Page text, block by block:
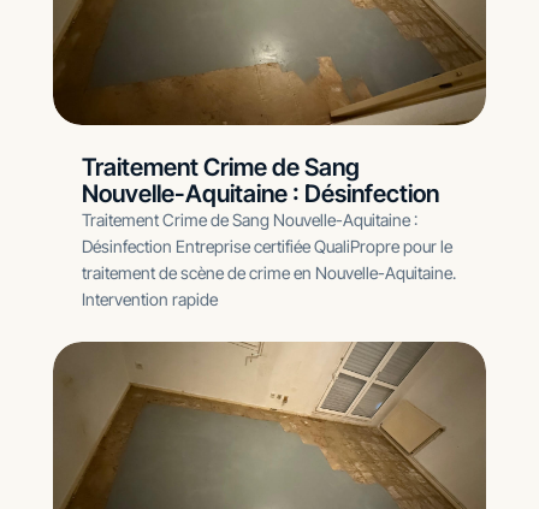
Traitement Crime de Sang
Nouvelle-Aquitaine : Désinfection
Traitement Crime de Sang Nouvelle-Aquitaine :
Désinfection Entreprise certifiée QualiPropre pour le
traitement de scène de crime en Nouvelle-Aquitaine.
Intervention rapide